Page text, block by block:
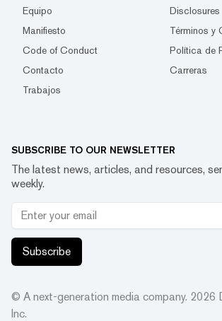
Equipo
Disclosures
Manifiesto
Términos y
Code of Conduct
Política de
Contacto
Carreras
Trabajos
SUBSCRIBE TO OUR NEWSLETTER
The latest news, articles, and resources,
weekly.
Subscribe
© A next-generation media company. 2026
Inc.